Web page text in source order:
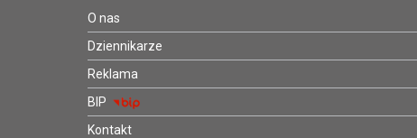
O nas
Dziennikarze
Reklama
BIP
Kontakt